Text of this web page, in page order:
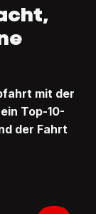
mit der
Top-10-
der Fahrt